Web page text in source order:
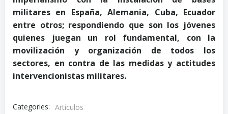
militares en España, Alemania, Cuba, Ecuador
entre otros; respondiendo que son los jóvenes
quienes juegan un rol fundamental, con la
movilización y organización de todos los
sectores, en contra de las medidas y actitudes
intervencionistas militares.
Categories: Artículos